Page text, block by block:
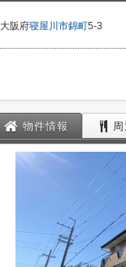
大阪府寝屋川市錦町5-3
物件情報